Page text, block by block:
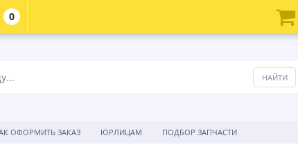
ОФОРМИТЬ ЗАКАЗ ЮРЛИЦАМ ПОДБОР ЗАПЧАСТИ
0